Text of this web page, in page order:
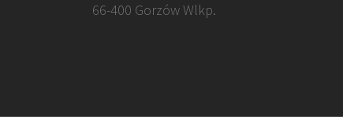
66-400 Gorzów Wlkp.